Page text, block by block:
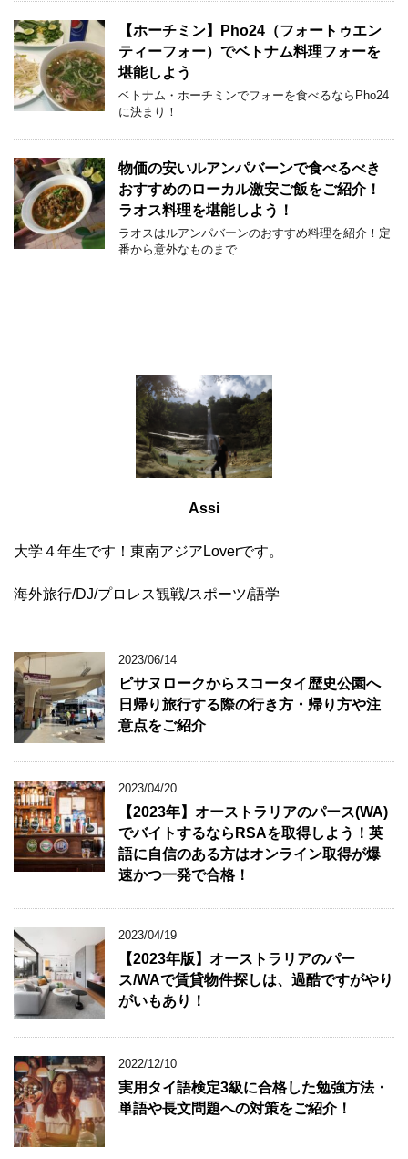
【ホーチミン】Pho24（フォートゥエン
ティーフォー）でベトナム料理フォーを
堪能しよう
ベトナム・ホーチミンでフォーを食べるならPho24
に決まり！
物価の安いルアンパバーンで食べるべき
おすすめのローカル激安ご飯をご紹介！
ラオス料理を堪能しよう！
ラオスはルアンパバーンのおすすめ料理を紹介！定
番から意外なものまで
Assi
大学４年生です！東南アジアLoverです。
海外旅行/DJ/プロレス観戦/スポーツ/語学
2023/06/14
ピサヌロークからスコータイ歴史公園へ
日帰り旅行する際の行き方・帰り方や注
意点をご紹介
2023/04/20
【2023年】オーストラリアのパース(WA)
でバイトするならRSAを取得しよう！英
語に自信のある方はオンライン取得が爆
速かつ一発で合格！
2023/04/19
【2023年版】オーストラリアのパー
ス/WAで賃貸物件探しは、過酷ですがやり
がいもあり！
2022/12/10
実用タイ語検定3級に合格した勉強方法・
単語や長文問題への対策をご紹介！